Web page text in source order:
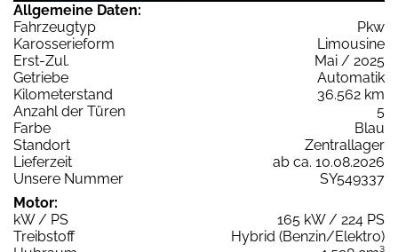
Allgemeine Daten:
Fahrzeugtyp
Pkw
Karosserieform
Limousine
Erst-Zul.
Mai / 2025
Getriebe
Automatik
Kilometerstand
36.562 km
Anzahl der Türen
5
Farbe
Blau
Standort
Zentrallager
Lieferzeit
ab ca. 10.08.2026
Unsere Nummer
SY549337
Motor:
kW / PS
165 kW / 224 PS
Treibstoff
Hybrid (Benzin/Elektro)